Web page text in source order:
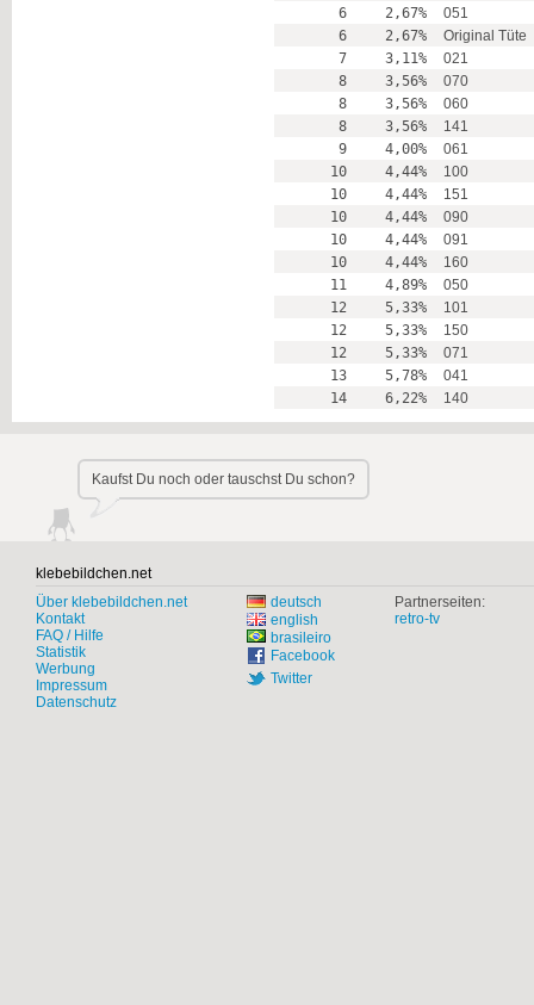
6
2,67%
051
6
2,67%
Original Tüte
7
3,11%
021
8
3,56%
070
8
3,56%
060
8
3,56%
141
9
4,00%
061
10
4,44%
100
10
4,44%
151
10
4,44%
090
10
4,44%
091
10
4,44%
160
11
4,89%
050
12
5,33%
101
12
5,33%
150
12
5,33%
071
13
5,78%
041
14
6,22% 140
Kaufst Du noch oder tauschst Du schon?
klebebildchen.net
Über klebebildchen.net
Kontakt
FAQ / Hilfe
Statistik
Werbung
Impressum
Datenschutz
deutsch
english
brasileiro
Facebook
Twitter
Partnerseiten:
retro-tv